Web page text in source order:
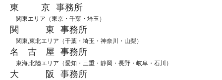
東 京 事務所
関東エリア（東京・千葉・埼玉）
関 東 事務所
関東,東北エリア（千葉・埼玉・神奈川・山梨）
名 古 屋 事務所
東海,北陸エリア（愛知・三重・静岡・長野・岐阜・石川）
大 阪 事務所